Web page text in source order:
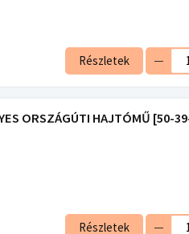
Részletek
ORSZÁGÚTI HAJTÓMŰ [50-
Részletek